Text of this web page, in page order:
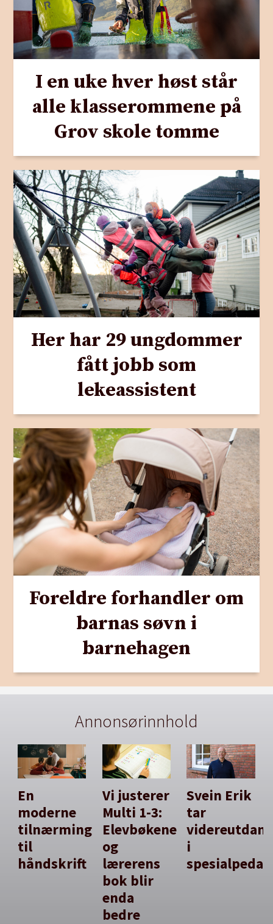
I en uke hver høst står
alle klasserommene på
Grov skole tomme
Her har 29 ungdommer
fått jobb som
lekeassistent
Foreldre forhandler om
barnas søvn i
barnehagen
Annonsørinnhold
En
moderne
tilnærming
til
håndskrift
Vi justerer
Multi 1-3:
Elevbøkene
og
lærerens
bok blir
enda
bedre
Svein Erik
tar
i